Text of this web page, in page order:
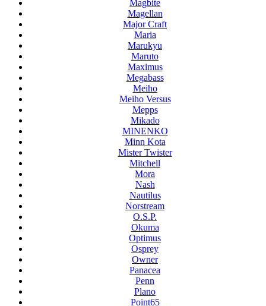
Magbite
Magellan
Major Craft
Maria
Marukyu
Maruto
Maximus
Megabass
Meiho
Meiho Versus
Mepps
Mikado
MINENKO
Minn Kota
Mister Twister
Mitchell
Mora
Nash
Nautilus
Norstream
O.S.P.
Okuma
Optimus
Osprey
Owner
Panacea
Penn
Plano
Point65